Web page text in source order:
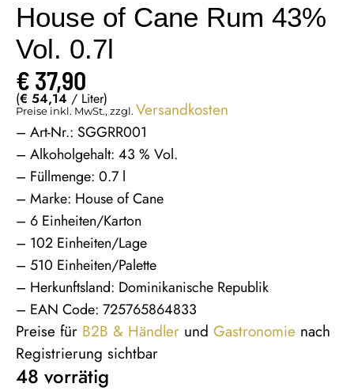
House of Cane Rum 43%
Vol. 0.7l
€ 37,90
(€ 54,14 / Liter)
Preise inkl. MwSt., zzgl. Versandkosten
– Art-Nr.: SGGRR001
– Alkoholgehalt: 43 % Vol.
– Füllmenge: 0.7 l
– Marke: House of Cane
– 6 Einheiten/Karton
– 102 Einheiten/Lage
– 510 Einheiten/Palette
– Herkunftsland: Dominikanische Republik
– EAN Code: 725765864833
Preise für B2B & Händler und Gastronomie nach
Registrierung sichtbar
48 vorrätig